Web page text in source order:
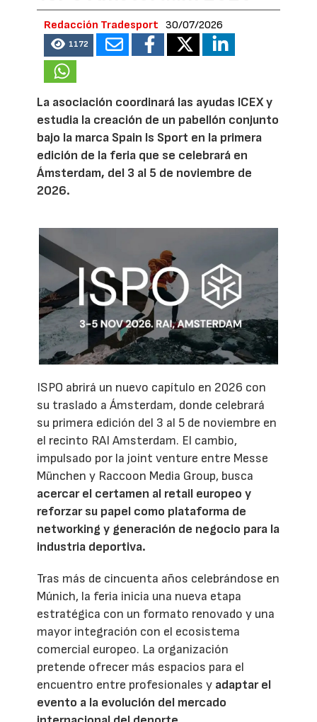
Redacción Tradesport 30/07/2026
1172
La asociación coordinará las ayudas ICEX y
estudia la creación de un pabellón conjunto
bajo la marca Spain Is Sport en la primera
edición de la feria que se celebrará en
Ámsterdam, del 3 al 5 de noviembre de
2026.
ISPO abrirá un nuevo capítulo en 2026 con
su traslado a Ámsterdam, donde celebrará
su primera edición del 3 al 5 de noviembre en
el recinto RAI Amsterdam. El cambio,
impulsado por la joint venture entre Messe
München y Raccoon Media Group, busca
acercar el certamen al retail europeo y
reforzar su papel como plataforma de
networking y generación de negocio para la
industria deportiva.
Tras más de cincuenta años celebrándose en
Múnich, la feria inicia una nueva etapa
estratégica con un formato renovado y una
mayor integración con el ecosistema
comercial europeo. La organización
pretende ofrecer más espacios para el
encuentro entre profesionales y adaptar el
evento a la evolución del mercado